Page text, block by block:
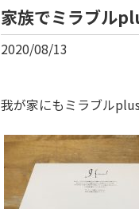
家族でミラブル
2020/08/13
我が家にもミラブル